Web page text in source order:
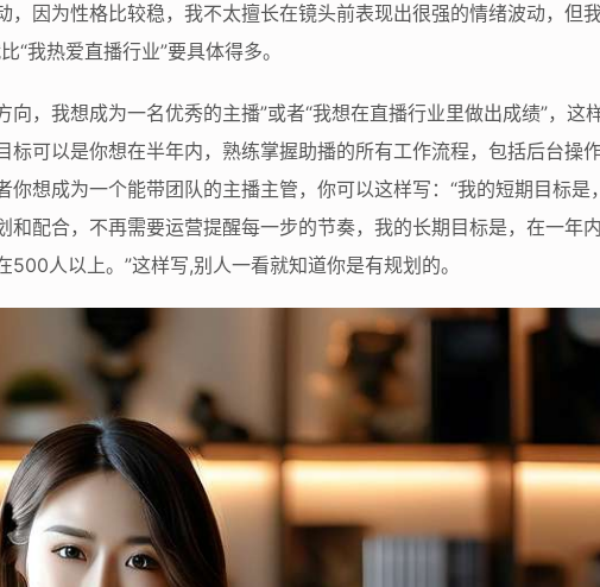
因为性格比较稳，我不太擅长在镜头前表现出很强的情绪波动，但
我热爱直播行业”要具体得多。
，我想成为一名优秀的主播”或者“我想在直播行业里做出成绩”，这
可以是你想在半年内，熟练掌握助播的所有工作流程，包括后台操
想成为一个能带团队的主播主管，你可以这样写：“我的短期目标是
配合，不再需要运营提醒每一步的节奏，我的长期目标是，在一年
人以上。”这样写,别人一看就知道你是有规划的。